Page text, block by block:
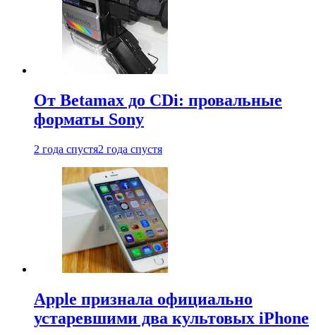
От Betamax до CDi: провальные
форматы Sony
2 года спустя2 года спустя
Apple признала официально
устаревшими два культовых iPhone